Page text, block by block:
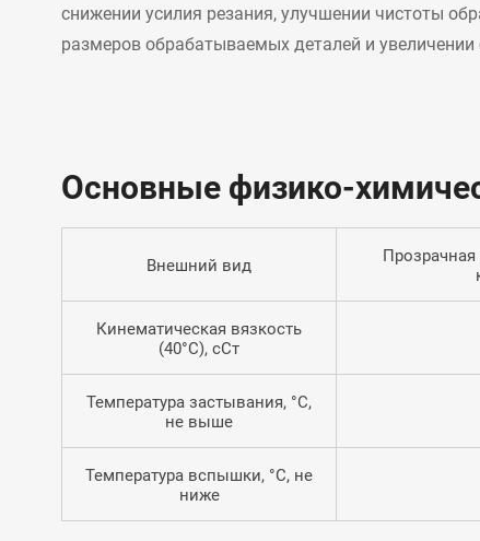
снижении усилия резания, улучшении чистоты
размеров обрабатываемых деталей и
Основные физико-
Внешний вид
Кинематическая вязкость
(40°C), сСт
Температура застывания, °C,
не выше
Температура вспышки, °C, не
ниже